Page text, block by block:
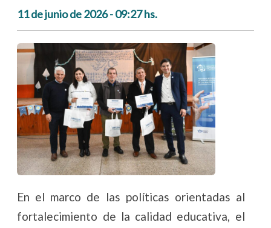
11 de junio de 2026 - 09:27 hs.
En el marco de las políticas orientadas al
fortalecimiento de la calidad educativa, el